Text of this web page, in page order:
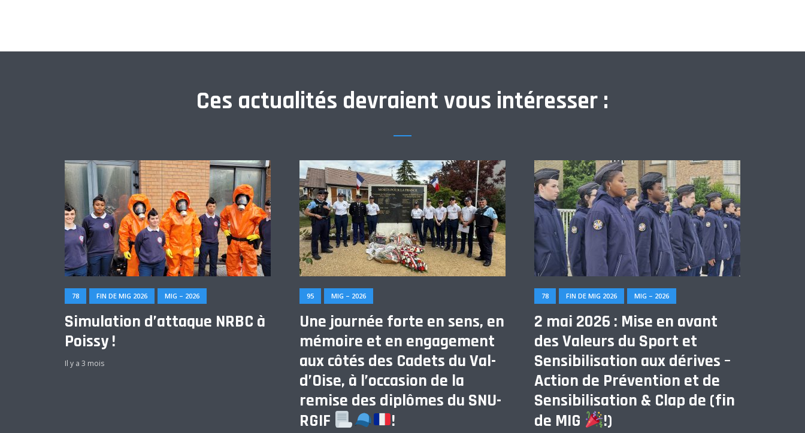
Ces actualités devraient vous intéresser :
78 FIN DE MIG 2026 MIG – 2026
Simulation d’attaque NRBC à
Poissy !
Il y a 3 mois
95 MIG – 2026
Une journée forte en sens, en
mémoire et en engagement
aux côtés des Cadets du Val-
d’Oise, à l’occasion de la
remise des diplômes du SNU-
RGIF
!
78 FIN DE MIG 2026 MIG – 2026
2 mai 2026 : Mise en avant
des Valeurs du Sport et
Sensibilisation aux dérives –
Action de Prévention et de
Sensibilisation & Clap de (fin
de MIG
!)